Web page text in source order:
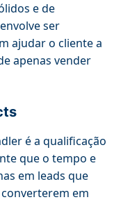
e de
ser
ajudar o cliente a
apenas vender
é a qualificação
que o tempo e
em leads que
em